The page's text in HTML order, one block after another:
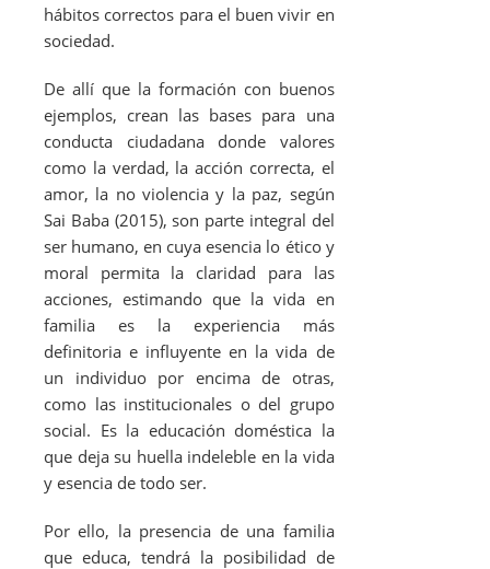
hábitos correctos para el buen vivir en
sociedad.
De allí que la formación con buenos
ejemplos, crean las bases para una
conducta ciudadana donde valores
como la verdad, la acción correcta, el
amor, la no violencia y la paz, según
Sai Baba (2015), son parte integral del
ser humano, en cuya esencia lo ético y
moral permita la claridad para las
acciones, estimando que la vida en
familia es la experiencia más
definitoria e influyente en la vida de
un individuo por encima de otras,
como las institucionales o del grupo
social. Es la educación doméstica la
que deja su huella indeleble en la vida
y esencia de todo ser.
Por ello, la presencia de una familia
que educa, tendrá la posibilidad de